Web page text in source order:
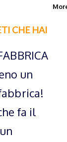
CHE HAI
un
fa il